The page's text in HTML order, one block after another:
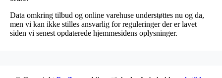
Data omkring tilbud og online varehuse understøttes nu og da,
men vi kan ikke stilles ansvarlig for reguleringer der er lavet
siden vi senest opdaterede hjemmesidens oplysninger.